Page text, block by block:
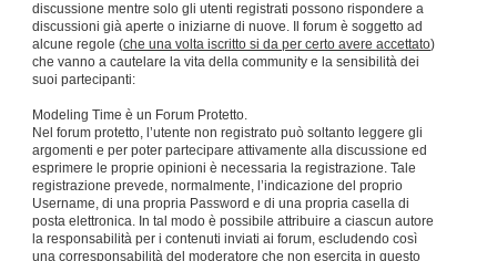
discussione mentre solo gli utenti registrati possono rispondere a
discussioni già aperte o iniziarne di nuove. Il forum è soggetto ad
alcune regole (che una volta iscritto si da per certo avere accettato)
che vanno a cautelare la vita della community e la sensibilità dei
suoi partecipanti:
Modeling Time è un Forum Protetto.
Nel forum protetto, l’utente non registrato può soltanto leggere gli
argomenti e per poter partecipare attivamente alla discussione ed
esprimere le proprie opinioni è necessaria la registrazione. Tale
registrazione prevede, normalmente, l’indicazione del proprio
Username, di una propria Password e di una propria casella di
posta elettronica. In tal modo è possibile attribuire a ciascun autore
la responsabilità per i contenuti inviati ai forum, escludendo così
una corresponsabilità del moderatore che non esercita in questo